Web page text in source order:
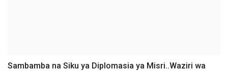
Sambamba na Siku ya Diplomasia ya Misri..Waziri wa